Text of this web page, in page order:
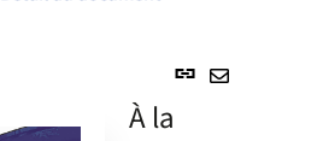
Lien
À la